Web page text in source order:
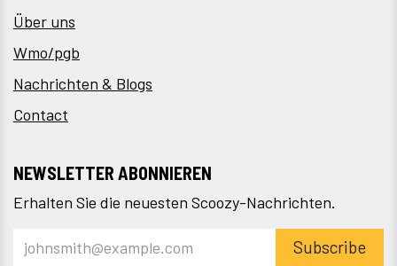
Über uns
Wmo/pgb
Nachrichten & Blogs
Contact
NEWSLETTER ABONNIEREN
Erhalten Sie die neuesten Scoozy-Nachrichten.
Subscribe